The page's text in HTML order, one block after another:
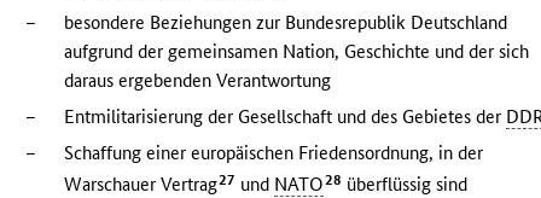
–
besondere Beziehungen zur Bundesrepublik Deutschland
aufgrund der gemeinsamen Nation, Geschichte und der sich
daraus ergebenden Verantwortung
–
Entmilitarisierung der Gesellschaft und des Gebietes der
–
Schaffung einer europäischen Friedensordnung, in der
Warschauer Vertrag27 und NATO28 überflüssig sind